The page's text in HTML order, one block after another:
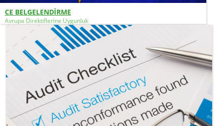
CE BELGELENDİRME
Avrupa Direktiflerine Uygunluk